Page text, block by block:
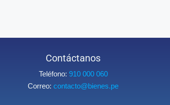
Contáctanos
Teléfono: 910 000 060
Correo:contacto@bienes.pe